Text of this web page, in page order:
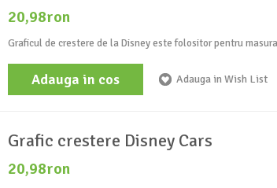
20,98ron
Graficul de crestere de la Disney este folositor pentru
Adauga in cos Adauga in Wish List
Grafic crestere Disney Cars
20,98ron